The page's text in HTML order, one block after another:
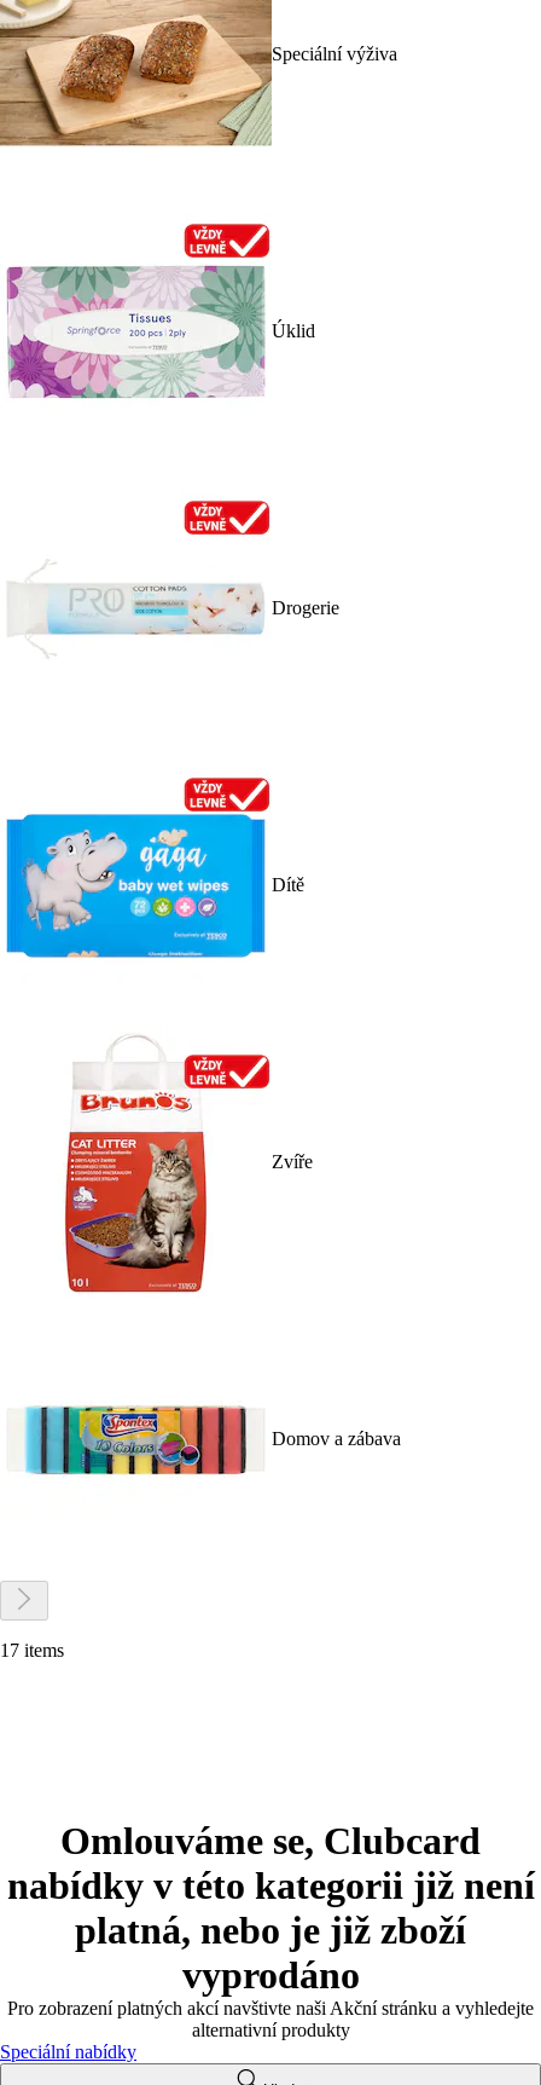
Speciální výživa
Úklid
Drogerie
Dítě
Zvíře
Domov a zábava
17 items
Omlouváme se, Clubcard
nabídky v této kategorii již není
platná, nebo je již zboží
vyprodáno
Pro zobrazení platných akcí navštivte naši Akční stránku a vyhledejte
alternativní produkty
Speciální nabídky